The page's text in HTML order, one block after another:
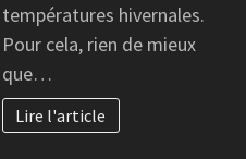
températures hivernales.
Pour cela, rien de mieux
que…
Lire l'article